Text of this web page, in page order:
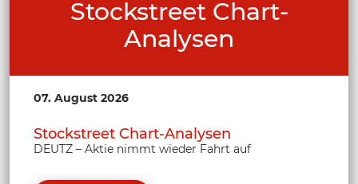
Stockstreet Chart-
Analysen
07. August 2026
Stockstreet Chart-Analysen
DEUTZ – Aktie nimmt wieder Fahrt auf